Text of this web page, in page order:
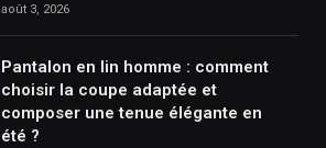
août 3, 2026
Pantalon en lin homme : comment
choisir la coupe adaptée et
composer une tenue élégante en
été ?